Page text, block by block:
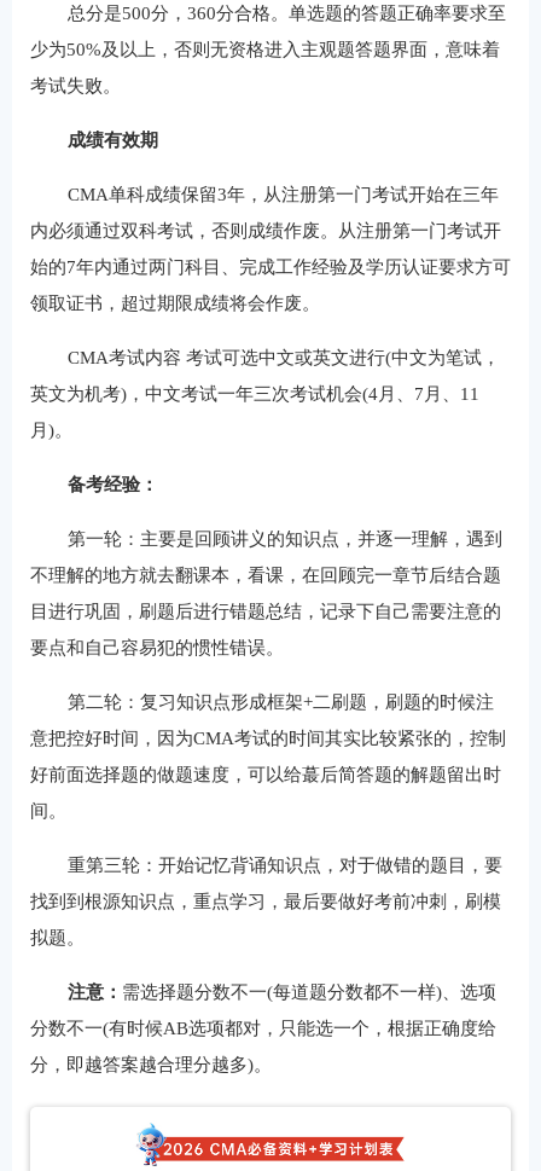
总分是500分，360分合格。单选题的答题正确率要求至
少为50%及以上，否则无资格进入主观题答题界面，意味着
考试失败。
成绩有效期
CMA单科成绩保留3年，从注册第一门考试开始在三年
内必须通过双科考试，否则成绩作废。从注册第一门考试开
始的7年内通过两门科目、完成工作经验及学历认证要求方可
领取证书，超过期限成绩将会作废。
CMA考试内容 考试可选中文或英文进行(中文为笔试，
英文为机考)，中文考试一年三次考试机会(4月、7月、11
月)。
备考经验：
第一轮：主要是回顾讲义的知识点，并逐一理解，遇到
不理解的地方就去翻课本，看课，在回顾完一章节后结合题
目进行巩固，刷题后进行错题总结，记录下自己需要注意的
要点和自己容易犯的惯性错误。
第二轮：复习知识点形成框架+二刷题，刷题的时候注
意把控好时间，因为CMA考试的时间其实比较紧张的，控制
好前面选择题的做题速度，可以给蕞后简答题的解题留出时
间。
重第三轮：开始记忆背诵知识点，对于做错的题目，要
找到到根源知识点，重点学习，最后要做好考前冲刺，刷模
拟题。
注意： 需选择题分数不一(每道题分数都不一样)、选项
分数不一(有时候AB选项都对，只能选一个，根据正确度给
分，即越答案越合理分越多)。